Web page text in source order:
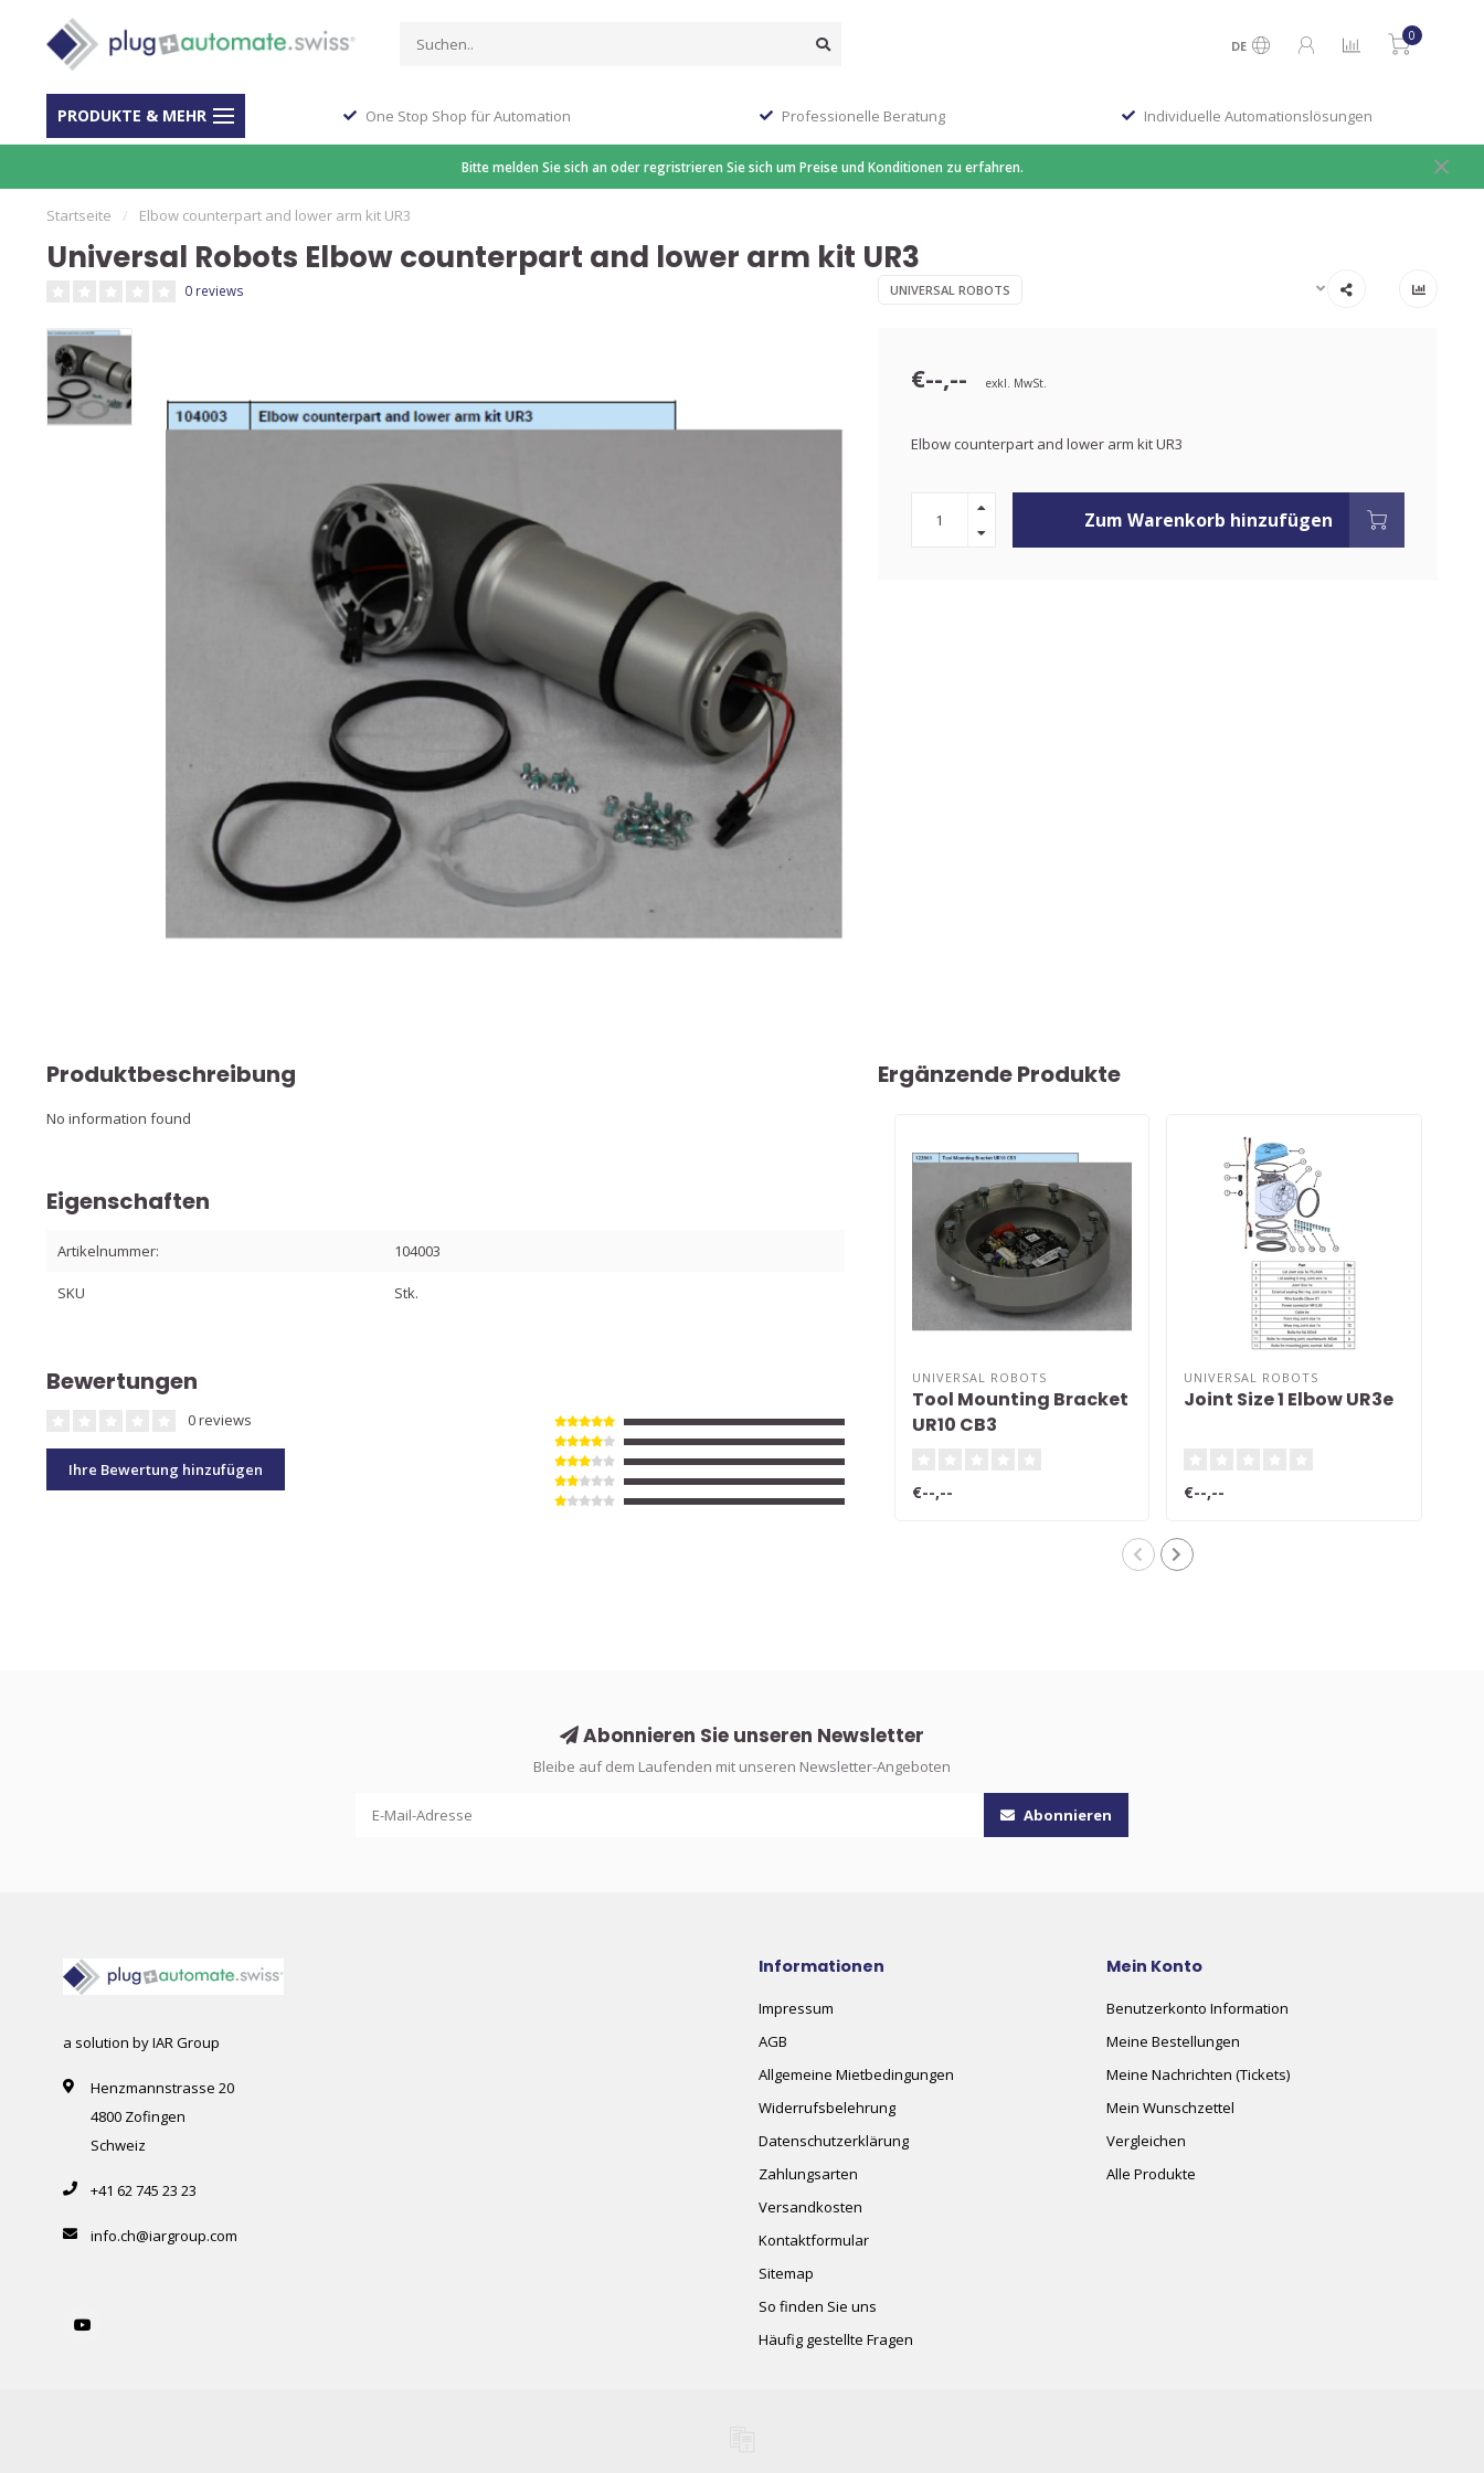
DE
0
PRODUKTE & MEHR
40 Jahre Erfahrung One Stop Shop für Automation Professionelle Beratung Individuelle Automationslösungen
Bitte melden Sie sich an oder regristrieren Sie sich um Preise und Konditionen zu erfahren.
Startseite / Elbow counterpart and lower arm kit UR3
Universal Robots Elbow counterpart and lower arm kit UR3
0 reviews UNIVERSAL ROBOTS
€--,-- exkl. MwSt.
Elbow counterpart and lower arm kit UR3
Zum Warenkorb hinzufügen
Produktbeschreibung
No information found
Eigenschaften
Artikelnummer: 104003
SKU Stk.
Bewertungen
0 reviews
Ihre Bewertung hinzufügen
Ergänzende Produkte
UNIVERSAL ROBOTS
Tool Mounting Bracket
UR10 CB3
€--,--
UNIVERSAL ROBOTS
Joint Size 1 Elbow UR3e
€--,--
Abonnieren Sie unseren Newsletter
Bleibe auf dem Laufenden mit unseren Newsletter-Angeboten
Abonnieren
a solution by IAR Group
Henzmannstrasse 20
4800 Zofingen
Schweiz
+41 62 745 23 23
info.ch@iargroup.com
Informationen
Impressum
AGB
Allgemeine Mietbedingungen
Widerrufsbelehrung
Datenschutzerklärung
Zahlungsarten
Versandkosten
Kontaktformular
Sitemap
So finden Sie uns
Häufig gestellte Fragen
Mein Konto
Benutzerkonto Information
Meine Bestellungen
Meine Nachrichten (Tickets)
Mein Wunschzettel
Vergleichen
Alle Produkte